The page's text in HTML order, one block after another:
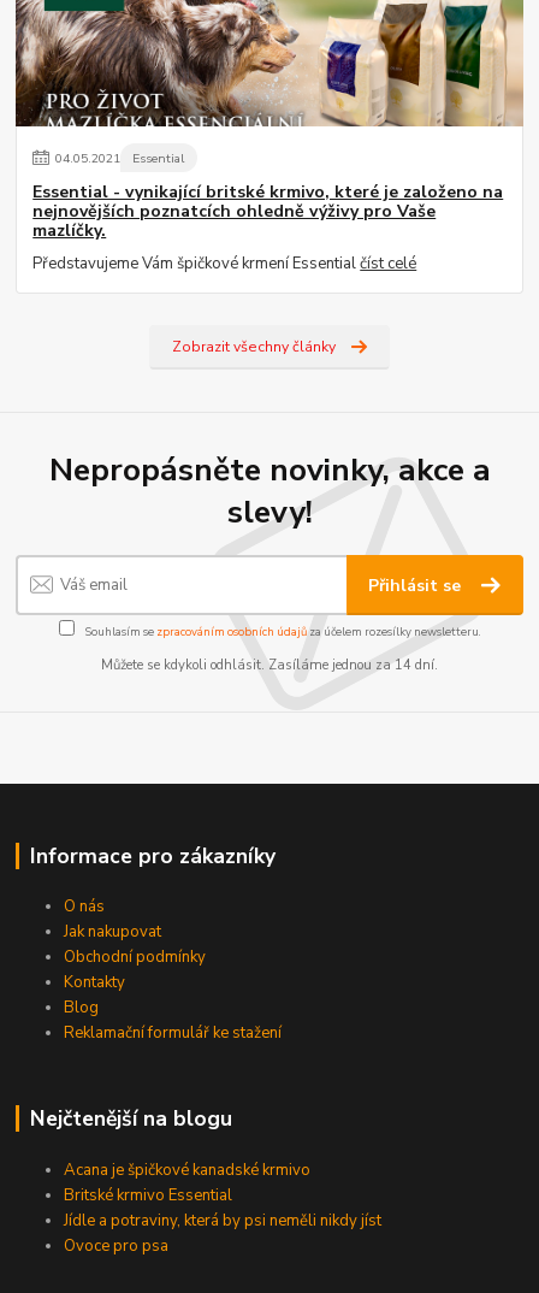
04.05.2021 Essential
Essential - vynikající britské krmivo, které je založeno na
nejnovějších poznatcích ohledně výživy pro Vaše
mazlíčky.
Představujeme Vám špičkové krmení Essentialčíst celé
Zobrazit všechny články
Nepropásněte novinky, akce a
slevy!
Přihlásit se
Souhlasím se zpracováním osobních údajůza účelem rozesílky newsletteru.
Můžete se kdykoli odhlásit. Zasíláme jednou za 14 dní.
Informace pro zákazníky
O nás
Jak nakupovat
Obchodní podmínky
Kontakty
Blog
Reklamační formulář ke stažení
Nejčtenější na blogu
Acana je špičkové kanadské krmivo
Britské krmivo Essential
Jídle a potraviny, která by psi neměli nikdy jíst
Ovoce pro psa